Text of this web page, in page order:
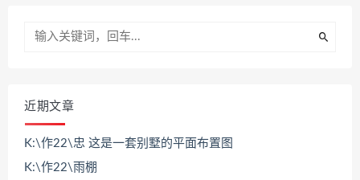
近期文章
K:\作22\忠 这是一套别墅的平面布置图
K:\作22\雨棚